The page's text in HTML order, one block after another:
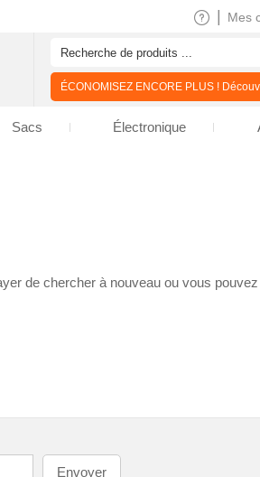
de chercher à nouveau ou vous pouvez
Mes
ÉCONOMISEZ ENCORE PLUS !
Sacs Électronique